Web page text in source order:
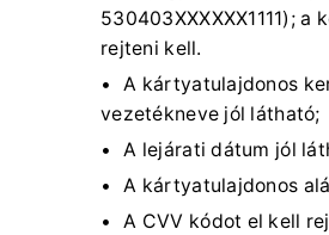
530403XXXXXX1111); a
rejteni kell.
A kártyatulajdonos
vezetékneve jól látható;
A lejárati dátum jól
A kártyatulajdonos
A CVV kódot el kell